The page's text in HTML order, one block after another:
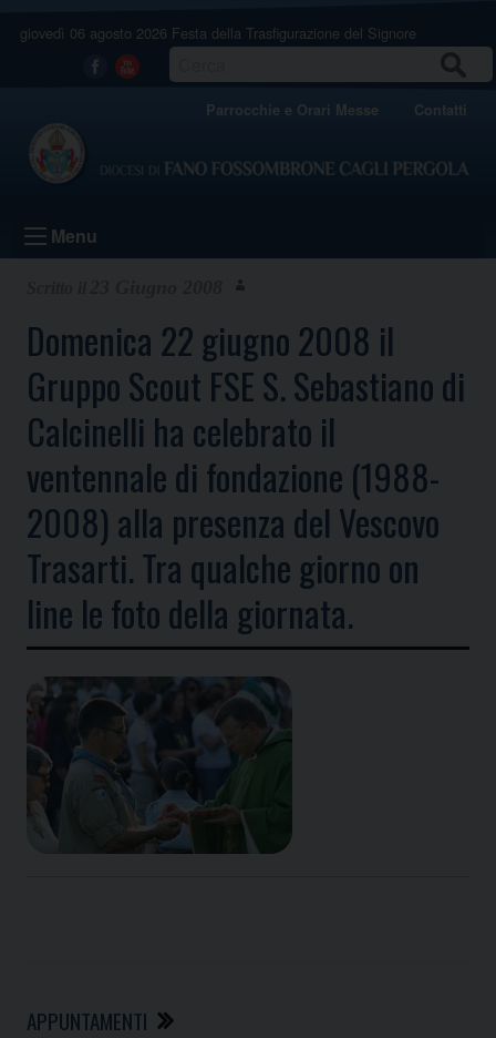
giovedì 06 agosto 2026 Festa della Trasfigurazione del Signore
Facebook
Youtube
Parrocchie e Orari Messe Contatti
Menu
Domenica 22 giugno 2008 il
Gruppo Scout FSE S. Sebastiano di
Calcinelli ha celebrato il
ventennale di fondazione (1988-
2008) alla presenza del Vescovo
Trasarti. Tra qualche giorno on
line le foto della giornata.
APPUNTAMENTI